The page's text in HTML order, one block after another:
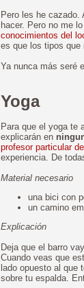
Pero les he cazado.
hacer. Pero no me
conocimientos del
es que los tipos que
Ya nunca más seré
Yoga
Para que el yoga te
explicarán en
profesor particular
experiencia. De
Material necesario
una bici con
un camino
Explicación
Deja que el barro
Cuando veas que
lado opuesto al que
sobre tu espalda.